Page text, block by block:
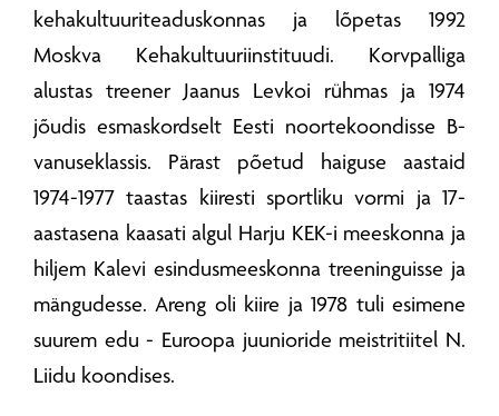
kehakultuuriteaduskonnas ja lõpetas 1992
Moskva Kehakultuuriinstituudi. Korvpalliga
alustas treener Jaanus Levkoi rühmas ja 1974
jõudis esmaskordselt Eesti noortekoondisse B-
vanuseklassis. Pärast põetud haiguse aastaid
1974-1977 taastas kiiresti sportliku vormi ja 17-
aastasena kaasati algul Harju KEK-i meeskonna ja
hiljem Kalevi esindusmeeskonna treeninguisse ja
mängudesse. Areng oli kiire ja 1978 tuli esimene
suurem edu - Euroopa juunioride meistritiitel N.
Liidu koondises.